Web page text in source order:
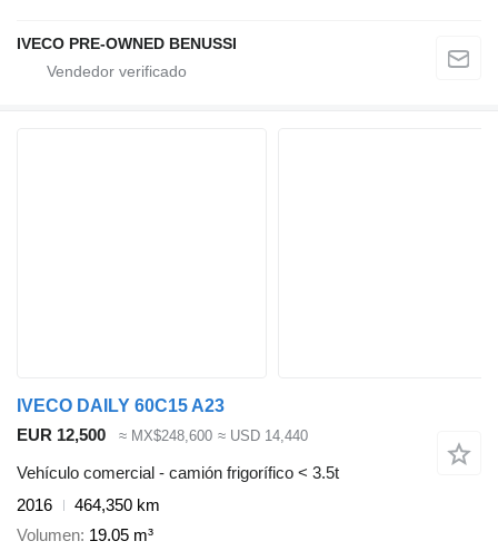
IVECO PRE-OWNED BENUSSI
IVECO DAILY 60C15 A23
EUR 12,500
≈ MX$248,600 ≈ USD 14,440
Vehículo comercial - camión frigorífico < 3.5t
2016
464,350 km
Volumen 19.05 m³